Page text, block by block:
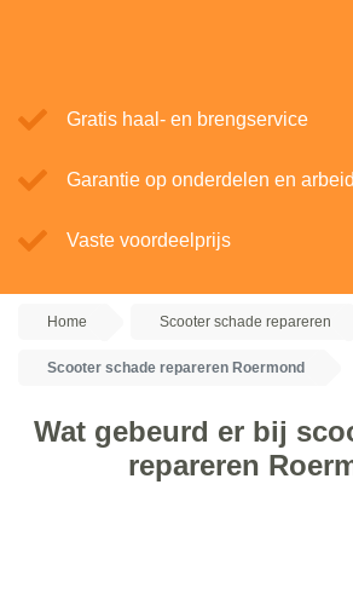
Gratis haal- en brengservice
Garantie op onderdelen en arbeid
Vaste voordeelprijs
Home Scooter schade repareren
Scooter schade repareren Roermond
Wat gebeurd er bij
repareren